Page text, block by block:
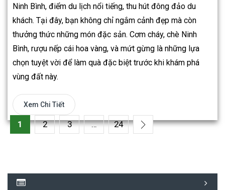
Ninh Bình, điểm du lịch nổi tiếng, thu hút đông đảo du
khách. Tại đây, bạn không chỉ ngắm cảnh đẹp mà còn
thưởng thức những món đặc sản. Cơm cháy, chè Ninh
Bình, rượu nếp cái hoa vàng, và mứt gừng là những lựa
chọn tuyệt vời để làm quà đặc biệt trước khi khám phá
vùng đất này.
Xem Chi Tiết
1 2 3 … 24 »